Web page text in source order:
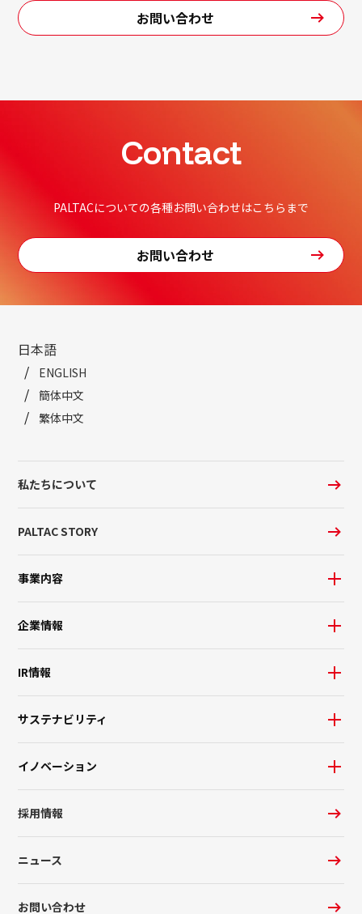
お問い合わせ
Contact
PALTACについての各種お問い合わせはこちらまで
お問い合わせ
日本語
ENGLISH
簡体中文
繁体中文
私たちについて
PALTAC STORY
事業内容
企業情報
IR情報
サステナビリティ
イノベーション
採用情報
ニュース
お問い合わせ